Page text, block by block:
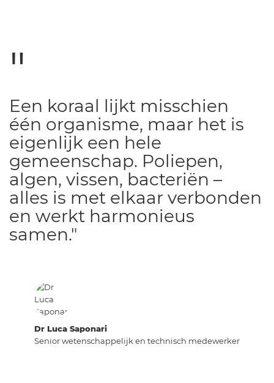
Dr Luca Saponari
Senior wetenschappelijk en technisch medewerker
Een koraal lijkt misschien
één organisme, maar het is
eigenlijk een hele
gemeenschap. Poliepen,
algen, vissen, bacteriën –
alles is met elkaar verbonden
en werkt harmonieus
samen."